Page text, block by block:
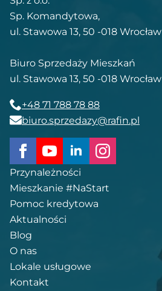
Sp. Komandytowa,
ul. Stawowa 13, 50 -018 Wrocław
Biuro Sprzedaży Mieszkań
ul. Stawowa 13, 50 -018 Wrocław
+48 71 788 78 88
biuro.sprzedazy@rafin.pl
Przynależności
Mieszkanie #NaStart
Pomoc kredytowa
Aktualności
Blog
O nas
Lokale usługowe
Kontakt